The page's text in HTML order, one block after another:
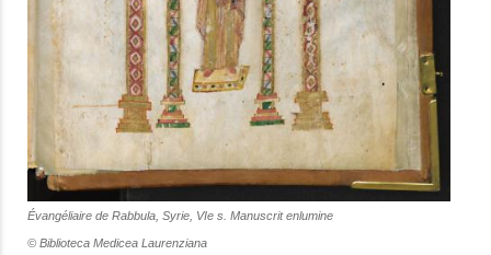
Évangéliaire de Rabbula, Syrie, VIe s. Manuscrit enlumine
© Biblioteca Medicea Laurenziana